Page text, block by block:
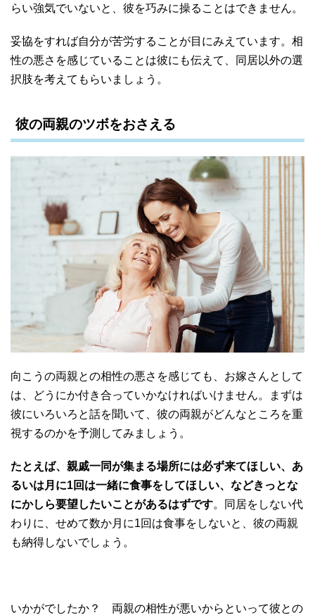
らい強気でいないと、彼を巧みに操ることはできません。
妥協をすれば自分が苦労することが目にみえています。相
性の悪さを感じていることは彼にも伝えて、同居以外の選
択肢を考えてもらいましょう。
彼の両親のツボをおさえる
向こうの両親との相性の悪さを感じても、お嫁さんとして
は、どうにか付き合っていかなければいけません。まずは
彼にいろいろと話を聞いて、彼の両親がどんなところを重
視するのかを予測してみましょう。
たとえば、親戚一同が集まる場所には必ず来てほしい、あ
るいは月に1回は一緒に食事をしてほしい、などきっとな
にかしら要望したいことがあるはずです。同居をしない代
わりに、せめて数か月に1回は食事をしないと、彼の両親
も納得しないでしょう。
いかがでしたか？ 両親の相性が悪いからといって彼との